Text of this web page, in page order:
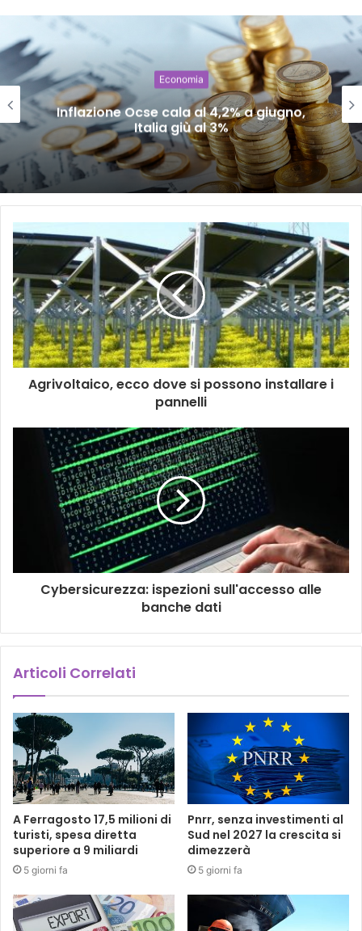
Economia
Inflazione Ocse cala al 4,2% a giugno,
Italia giù al 3%
Agrivoltaico, ecco dove si possono installare i
pannelli
Cybersicurezza: ispezioni sull'accesso alle
banche dati
Articoli Correlati
A Ferragosto 17,5 milioni di
turisti, spesa diretta
superiore a 9 miliardi
5 giorni fa
Pnrr, senza investimenti al
Sud nel 2027 la crescita si
dimezzerà
5 giorni fa